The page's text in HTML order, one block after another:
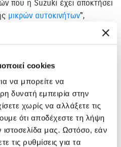
cookies
να μπορείτε να
δυνατή εμπειρία στην
χωρίς να αλλάξετε τις
ότι αποδέχεστε τη λήψη
μας. Ωστόσο, εάν
τις ρυθμίσεις για τα
που η Suzuki έχει αποκτήσει
μικρών αυτοκινήτων",
οποίες η Suzuki ήδη
της, όπως μέθοδοι
μικρά αυτοκίνητα πόλης ή
και Ελέγχου
εφαρμογές, θα
στην επιτυχή
προσπάθειας της